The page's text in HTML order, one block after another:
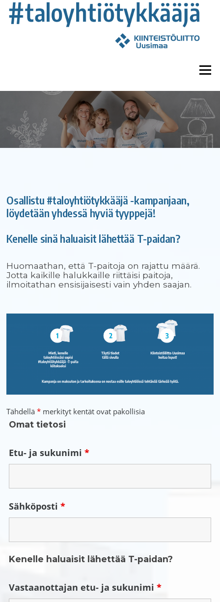
Siirry
suoraan
Osallistu #taloyhtiötykkääjä -kampanjaan,
löydetään yhdessä hyviä tyyppejä!
Kenelle sinä haluaisit lähettää T-paidan?
Huomaathan, että T-paitoja on rajattu määrä.
Jotta kaikille halukkaille riittäisi paitoja,
ilmoitathan ensisijaisesti vain yhden saajan.
Tähdellä* merkityt kentät ovat pakollisia
Omat tietosi
Etu- ja sukunimi*
Sähköposti*
Kenelle haluaisit lähettää T-paidan?
Vastaanottajan etu- ja sukunimi*